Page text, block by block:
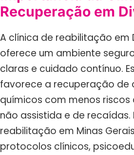
Recuperação em
A clínica de reabilitação em
oferece um ambiente
claras e cuidado contínuo.
favorece a recuperação de
químicos com menos riscos
não assistida e de recaídas.
reabilitação em Minas
protocolos clínicos,